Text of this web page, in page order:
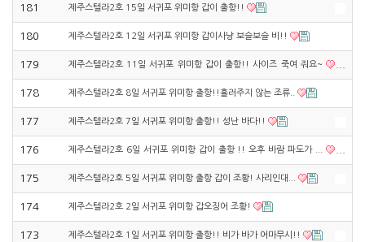
181 제주스텔라2호 15일 서귀포 위미항 갑이 출항!!
180 제주스텔라2호 12일 서귀포 위미항 갑이사냥 보슬보슬 비!!
179 제주스텔라2호 11일 서귀포 위미항 갑이 출항!! 사이즈 죽여 줘요~
178 제주스텔라2호 8일 서귀포 위미항 출항!!흘러주지 않는 조류..
177 제주스텔라2호 7일 서귀포 위미항 출항!! 성난 바다!!
176 제주스텔라2호 6일 서귀포 위미항 갑이 출항 !! 오후 바람 파도가 ...
175 제주스텔라2호 5일 서귀포 위미항 출항 갑이 조황! 사리인대...
174 제주스텔라2호 2일 서귀포 위미항 갑오징어 조황!
173 제주스텔라2호 1일 서귀포 위미항 출항!! 비가 바가 어마무시!!